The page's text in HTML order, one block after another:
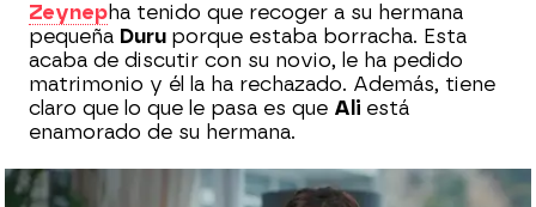
Zeynepha tenido que recoger a su hermana
pequeña Duru porque estaba borracha. Esta
acaba de discutir con su novio, le ha pedido
matrimonio y él la ha rechazado. Además, tiene
claro que lo que le pasa es que Ali está
enamorado de su hermana.